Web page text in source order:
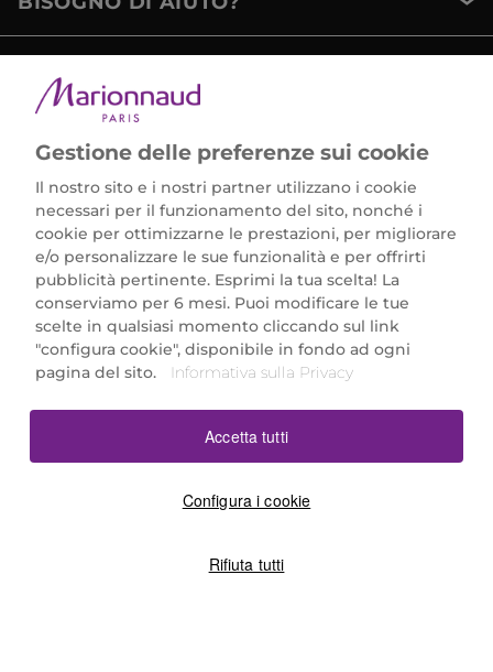
Marionnaud Parfumeries Italia S.r.l.
Largo Fiera Milano 5, 20017 Rho (MI)
REA Milano 1650024 con P.IVA 13425220152.
SCARICA LA NOSTRA APP
Gestione delle preferenze sui cookie
Il nostro sito e i nostri partner utilizzano i cookie
necessari per il funzionamento del sito, nonché i
cookie per ottimizzarne le prestazioni, per migliorare
e/o personalizzare le sue funzionalità e per offrirti
pubblicità pertinente. Esprimi la tua scelta! La
conserviamo per 6 mesi. Puoi modificare le tue
scelte in qualsiasi momento cliccando sul link
"configura cookie", disponibile in fondo ad ogni
pagina del sito.
Informativa sulla Privacy
Configura i cookie
Rifiuta tutti
Accetta tutti